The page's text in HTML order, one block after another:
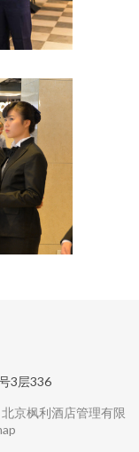
3层336
北京枫利酒店管理有限